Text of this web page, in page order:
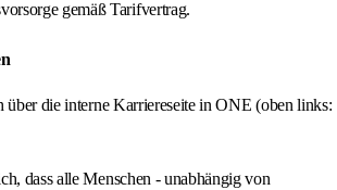
gemäß Tarifvertrag.
über die interne Karriereseite in ONE (oben links:
dass alle Menschen - unabhängig von